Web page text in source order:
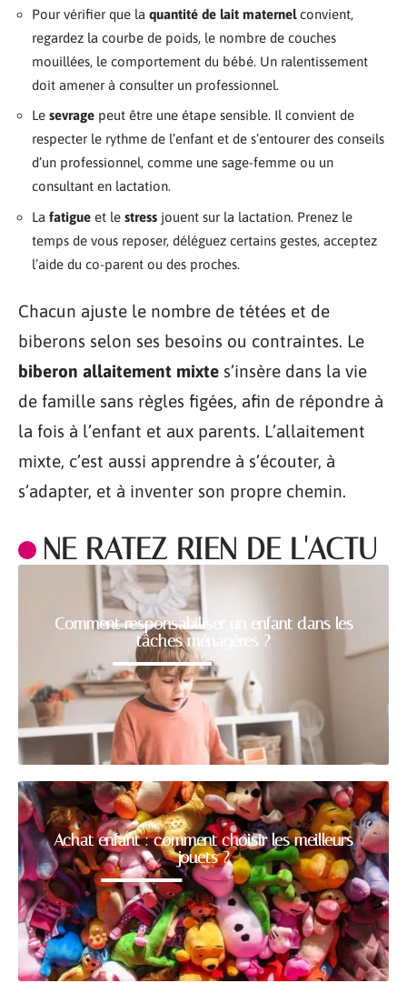
Pour vérifier que la quantité de lait maternelconvient,
regardez la courbe de poids, le nombre de couches
mouillées, le comportement du bébé. Un ralentissement
doit amener à consulter un professionnel.
Le sevrage peut être une étape sensible. Il convient de
respecter le rythme de l’enfant et de s’entourer des conseils
d’un professionnel, comme une sage-femme ou un
consultant en lactation.
La fatigue et le stress jouent sur la lactation. Prenez le
temps de vous reposer, déléguez certains gestes, acceptez
l’aide du co-parent ou des proches.
Chacun ajuste le nombre de tétées et de
biberons selon ses besoins ou contraintes. Le
biberon allaitement mixte s’insère dans la vie
de famille sans règles figées, afin de répondre à
la fois à l’enfant et aux parents. L’allaitement
mixte, c’est aussi apprendre à s’écouter, à
s’adapter, et à inventer son propre chemin.
NE RATEZ RIEN DE L'ACTU
Comment responsabiliser un enfant dans les
tâches ménagères ?
Achat enfant : comment choisir les meilleurs
jouets ?